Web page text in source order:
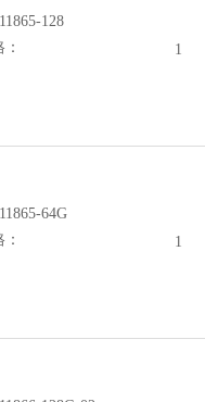
128
1
64G
1